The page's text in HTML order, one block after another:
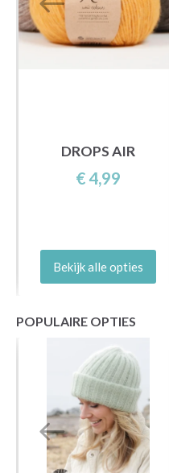
DROPS AIR
€ 4,99
Bekijk alle opties
POPULAIRE OPTIES